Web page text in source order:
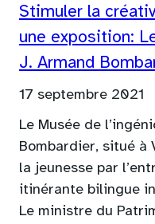
Stimuler la
une exposition:
J. Armand
17 septembre 2021
Le Musée de
Bombardier, situé à
la jeunesse par
itinérante bilingue
Le ministre du